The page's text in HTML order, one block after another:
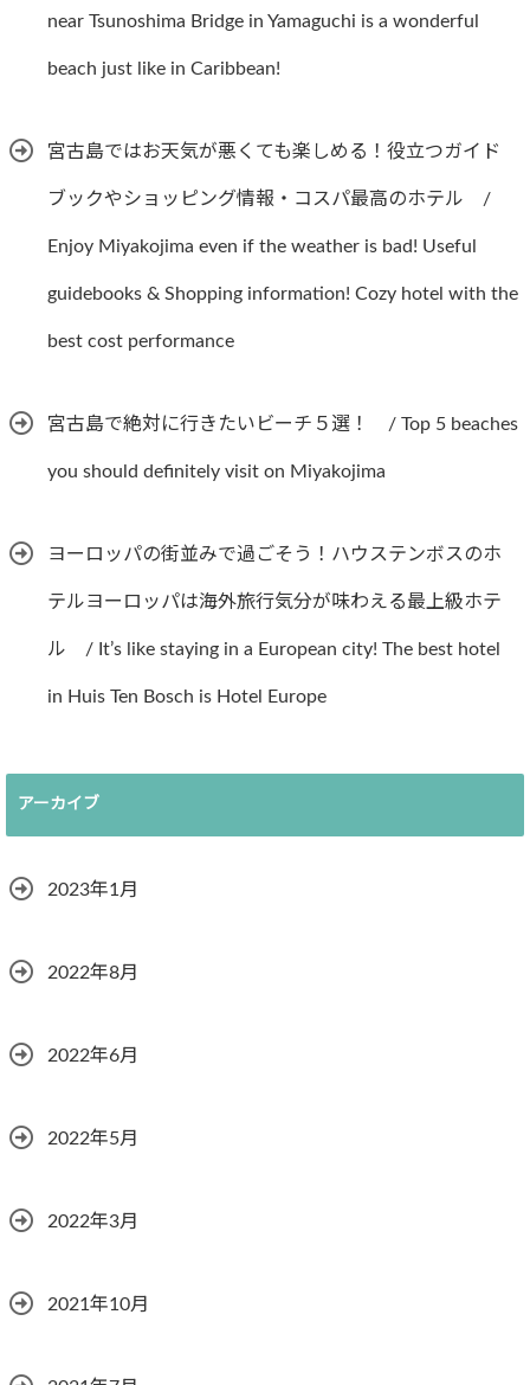
near Tsunoshima Bridge in Yamaguchi is a wonderful
beach just like in Caribbean!
宮古島ではお天気が悪くても楽しめる！役立つガイド
ブックやショッピング情報・コスパ最高のホテル /
Enjoy Miyakojima even if the weather is bad! Useful
guidebooks & Shopping information! Cozy hotel with the
best cost performance
宮古島で絶対に行きたいビーチ５選！ / Top 5 beaches
you should definitely visit on Miyakojima
ヨーロッパの街並みで過ごそう！ハウステンボスのホ
テルヨーロッパは海外旅行気分が味わえる最上級ホテ
ル / It’s like staying in a European city! The best hotel
in Huis Ten Bosch is Hotel Europe
アーカイブ
2023年1月
2022年8月
2022年6月
2022年5月
2022年3月
2021年10月